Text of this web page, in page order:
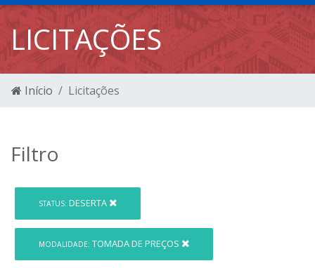
LICITAÇÕES
Início Licitações
Filtro
STATUS: DESERTA
MODALIDADE: TOMADA DE PREÇOS